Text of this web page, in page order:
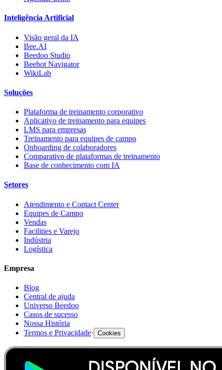
Inteligência Artificial
Visão geral da IA
Bee.AI
Beedoo Studio
Beebot Navigator
WikiLab
Soluções
Plataforma de treinamento corporativo
Aplicativo de treinamento para equipes
LMS para empresas
Treinamento para equipes de campo
Onboarding de colaboradores
Comparativo de plataformas de treinamento
Base de conhecimento com IA
Setores
Atendimento e Contact Center
Equipes de Campo
Vendas
Facilities e Varejo
Indústria
Logística
Empresa
Blog
Central de ajuda
Universo Beedoo
Casos de sucesso
Nossa História
Termos e Privacidade· Cookies